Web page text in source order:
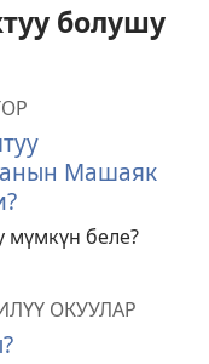
болушу
Машаяк
беле?
ОКУУЛАР